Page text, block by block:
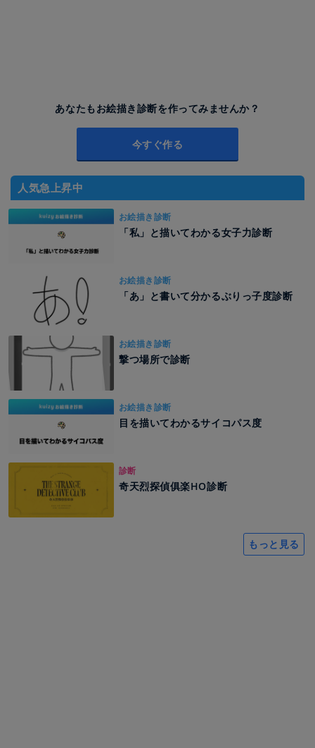
あなたもお絵描き診断を作ってみませんか？
今すぐ作る
人気急上昇中
お絵描き診断
「私」と描いてわかる女子力診断
お絵描き診断
「あ」と書いて分かるぶりっ子度診断
お絵描き診断
撃つ場所で診断
お絵描き診断
目を描いてわかるサイコパス度
診断
奇天烈探偵俱楽HO診断
もっと見る